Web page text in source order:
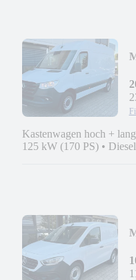
Kastenwagen hoch + lang
125 kW (170 PS) • Diesel